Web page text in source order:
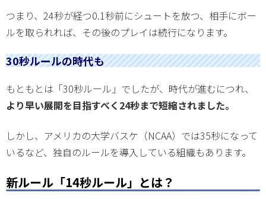
つまり、24秒が経つ0.1秒前にシュートを放つ、相手にボー
ルを取られれば、その後のプレイは続行になります。
30秒ルールの時代も
もともとは「30秒ルール」でしたが、時代が進むにつれ、
より早い展開を目指すべく24秒まで短縮されました。
しかし、アメリカの大学バスケ（NCAA）では35秒になって
いるなど、独自のルールを導入している組織もあります。
新ルール「14秒ルール」とは？